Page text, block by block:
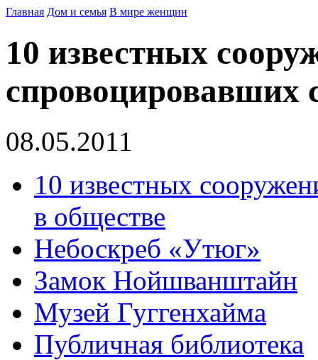
Главная Дом и семья В мире женщин
10 известных
спровоцировавших
08.05.2011
10 известных
в обществе
Небоскреб «Утюг»
Замок Нойшванштайн
Музей Гуггенхайма
Публичная библиотека